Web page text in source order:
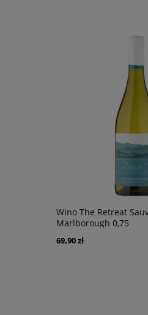
Wino The Retreat
Marlborough 0,75
69,90 zł